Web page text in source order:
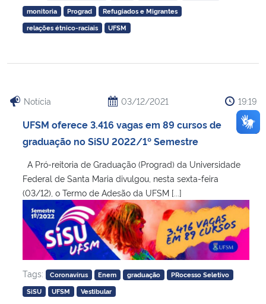
monitoria
Prograd
Refugiados e Migrantes
relações étnico-raciais
UFSM
Notícia 03/12/2021 19:19
UFSM oferece 3.416 vagas em 89 cursos de
graduação no SiSU 2022/1º Semestre
A Pró-reitoria de Graduação (Prograd) da Universidade
Federal de Santa Maria divulgou, nesta sexta-feira
(03/12), o Termo de Adesão da UFSM [...]
Tags: Coronavírus Enem graduação
PRocesso Seletivo
SiSU
UFSM Vestibular